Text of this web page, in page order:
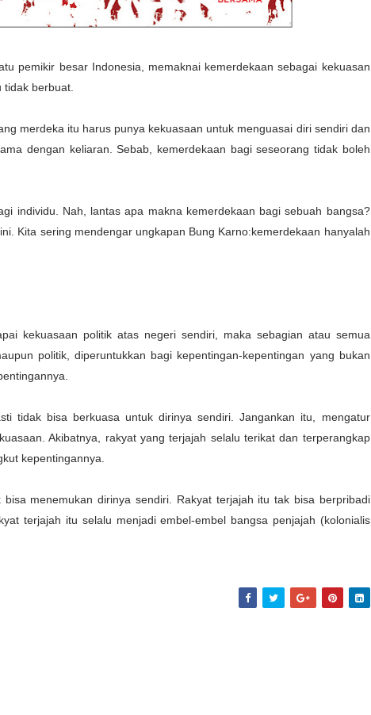
pemikir besar Indonesia, memaknai kemerdekaan sebagai kekuasan
berbuat.
merdeka itu harus punya kekuasaan untuk menguasai diri sendiri dan
dengan keliaran. Sebab, kemerdekaan bagi seseorang tidak boleh
individu. Nah, lantas apa makna kemerdekaan bagi sebuah bangsa?
Kita sering mendengar ungkapan Bung Karno:kemerdekaan hanyalah
kekuasaan politik atas negeri sendiri, maka sebagian atau semua
politik, diperuntukkan bagi kepentingan-kepentingan yang bukan
tidak bisa berkuasa untuk dirinya sendiri. Jangankan itu, mengatur
Akibatnya, rakyat yang terjajah selalu terikat dan terperangkap
kepentingannya.
menemukan dirinya sendiri. Rakyat terjajah itu tak bisa berpribadi
terjajah itu selalu menjadi embel-embel bangsa penjajah (kolonialis